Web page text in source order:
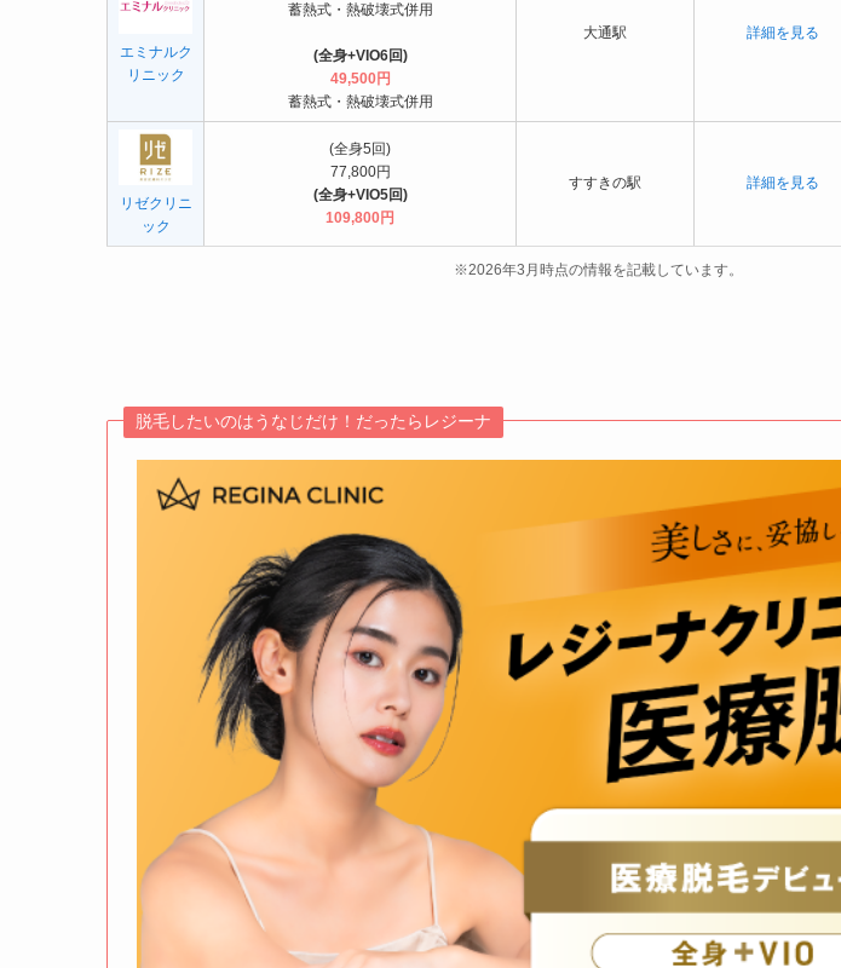
エミナルク
リニック
蓄熱式・熱破壊式併用
(全身+VIO6回)
49,500円
蓄熱式・熱破壊式併用
大通駅 詳細を見る
リゼクリニ
ック
(全身5回)
77,800円
(全身+VIO5回)
109,800円
すすきの駅 詳細を見る
※2026年3月時点の情報を記載しています。
脱毛したいのはうなじだけ！だったらレジーナ